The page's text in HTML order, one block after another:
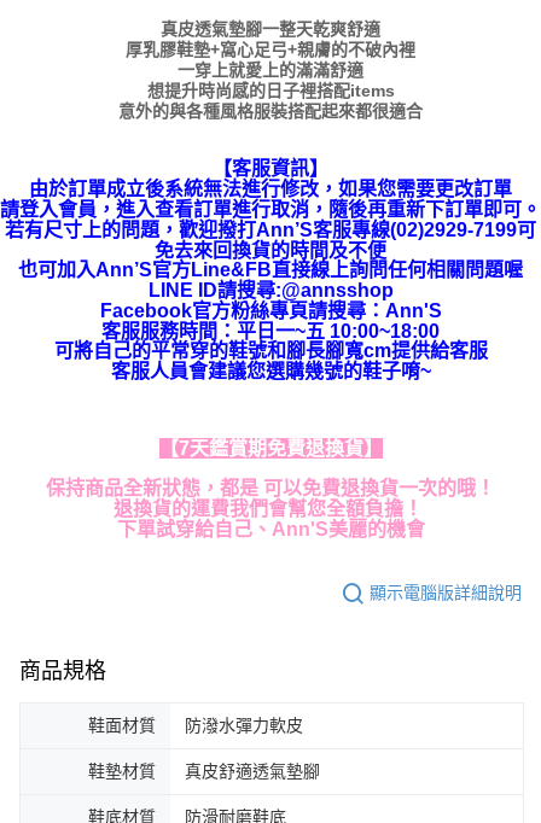
真皮透氣墊腳一整天乾爽舒適
厚乳膠鞋墊+窩心足弓+親膚的不破內裡
一穿上就愛上的滿滿舒適
想提升時尚感的日子裡搭配items
意外的與各種風格服裝搭配起來都很適合
【客服資訊】
由於訂單成立後系統無法進行修改，如果您需要更改訂單
請登入會員，進入查看訂單進行取消，隨後再重新下訂單即可。
若有尺寸上的問題，歡迎撥打Ann’S客服專線(02)2929-7199可
免去來回換貨的時間及不便
也可加入Ann’S官方Line&FB直接線上詢問任何相關問題喔
LINE ID請搜尋:@annsshop
Facebook官方粉絲專頁請搜尋：Ann'S
客服服務時間：平日一~五 10:00~18:00
可將自己的平常穿的鞋號和腳長腳寬cm提供給客服
客服人員會建議您選購幾號的鞋子唷~
【7天鑑賞期免費退換貨】
保持商品全新狀態，都是 可以免費退換貨一次的哦！
退換貨的運費我們會幫您全額負擔！
下單試穿給自己、Ann'S美麗的機會
顯示電腦版詳細說明
商品規格
鞋面材質 防潑水彈力軟皮
鞋墊材質 真皮舒適透氣墊腳
鞋底材質 防滑耐磨鞋底